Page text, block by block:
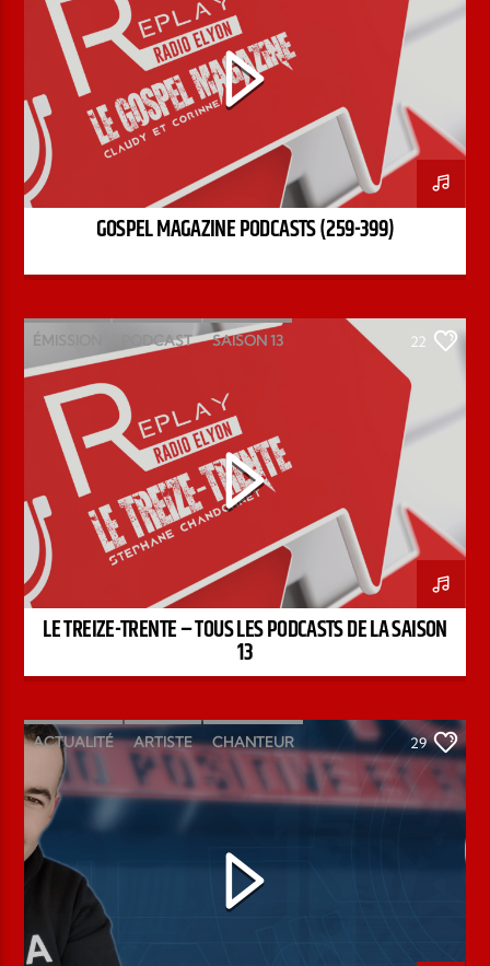
GOSPEL MAGAZINE PODCASTS (259-399)
ÉMISSION PODCAST SAISON 13
STÉPHANE CHANDONNET
22
LE TREIZE-TRENTE – TOUS LES PODCASTS DE LA SAISON
13
ACTUALITÉ ARTISTE CHANTEUR
ÉMISSION INTERVIEW KENZO DAVID
PAROLE DE FOI
PODCAST
29